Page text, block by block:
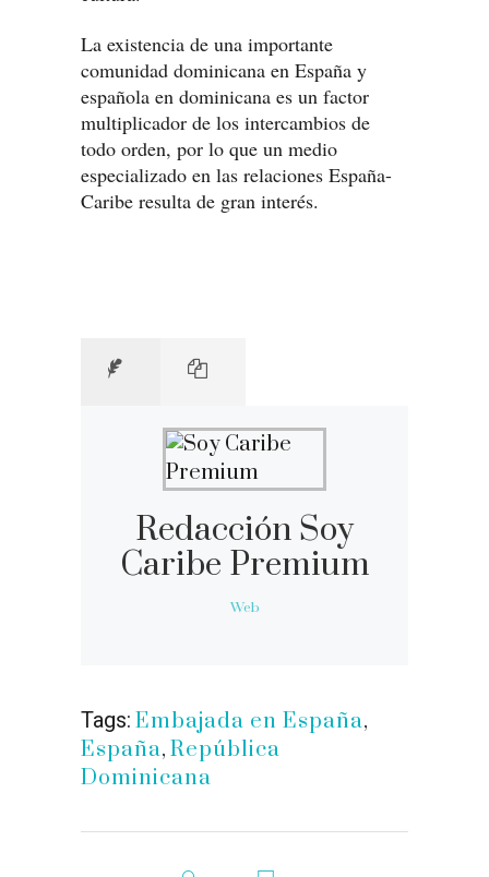
La existencia de una importante
comunidad dominicana en España y
española en dominicana es un factor
multiplicador de los intercambios de
todo orden, por lo que un medio
especializado en las relaciones España-
Caribe resulta de gran interés.
Redacción Soy
Caribe Premium
Web
Tags: Embajada en España,
España, República
Dominicana